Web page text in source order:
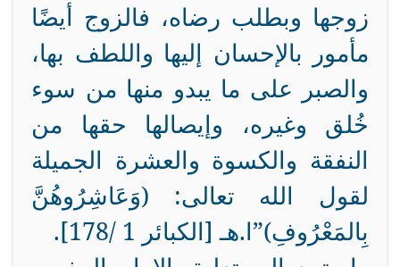
زوجها وبطلب رضاه، فالزوج أيضًا
مأمور بالإحسان إليها واللطف بها،
والصبر على ما يبدو منها من سوء
خُلق وغيره، وإيصالها حقها من
النفقة والكسوة والعشرة الجميلة
لقول الله تعالى: (وَعَاشِرُوهُنَّ
بِالمَعْرُوفِ)”ا.هـ [الكبائر 1 /178].